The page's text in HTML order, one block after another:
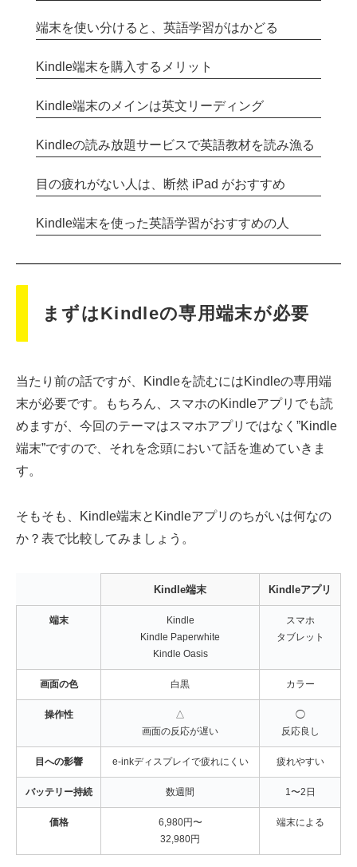
端末を使い分けると、英語学習がはかどる
Kindle端末を購入するメリット
Kindle端末のメインは英文リーディング
Kindleの読み放題サービスで英語教材を読み漁る
目の疲れがない人は、断然 iPad がおすすめ
Kindle端末を使った英語学習がおすすめの人
まずはKindleの専用端末が必要
当たり前の話ですが、Kindleを読むにはKindleの専用端
末が必要です。もちろん、スマホのKindleアプリでも読
めますが、今回のテーマはスマホアプリではなく”Kindle
端末”ですので、それを念頭において話を進めていきま
す。
そもそも、Kindle端末とKindleアプリのちがいは何なの
か？表で比較してみましょう。
Kindle端末 Kindleアプリ
端末
Kindle
Kindle Paperwhite
Kindle Oasis
スマホ
タブレット
画面の色 白黒 カラー
操作性
△
画面の反応が遅い
◯
反応良し
目への影響 e-inkディスプレイで疲れにくい 疲れやすい
バッテリー持続 数週間 1〜2日
価格
6,980円〜
32,980円
端末による